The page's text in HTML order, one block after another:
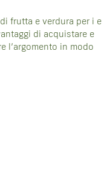
frutta e verdura per i e
di acquistare e
l’argomento in modo